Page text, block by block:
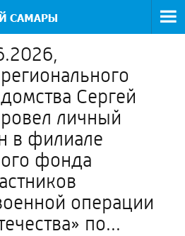
Сергей
личный
в филиале
фонда
операции
по...